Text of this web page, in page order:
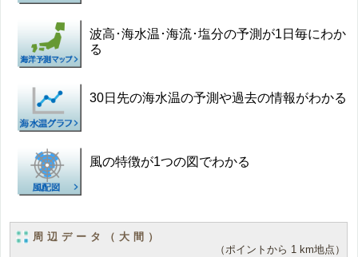
波高･海水温･海流･塩分の予測が1日毎にわか
る
30日先の海水温の予測や過去の情報がわかる
風の特徴が1つの図でわかる
周辺データ（大間）
（ポイントから 1 km地点）